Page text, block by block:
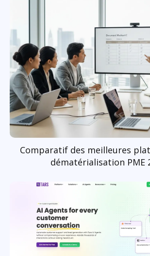
Comparatif des meilleures
dématérialisation PME